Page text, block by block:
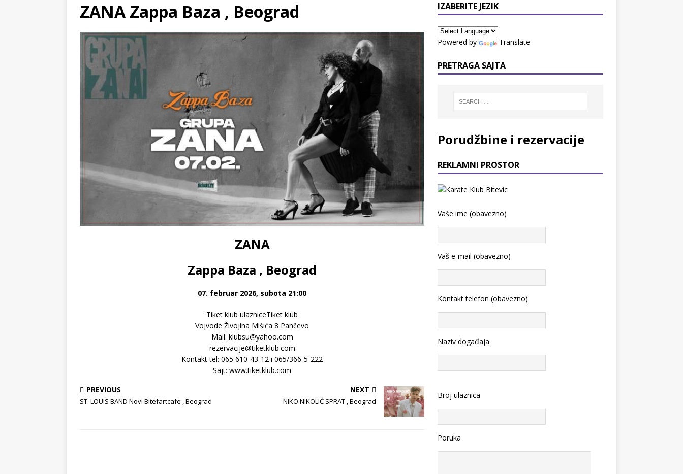
ZANA Zappa Baza , Beograd
ZANA
Zappa Baza , Beograd
07. februar 2026, subota 21:00
Tiket klub ulazniceTiket klub
Vojvode Živojina Mišića 8 Pančevo
Mail: klubsu@yahoo.com
rezervacije@tiketklub.com
Kontakt tel: 065 610-43-12 i 065/366-5-222
Sajt: www.tiketklub.com
PREVIOUS
ST. LOUIS BAND Novi Bitefartcafe , Beograd
NEXT
NIKO NIKOLIĆ SPRAT , Beograd
IZABERITE JEZIK
Powered by Translate
PRETRAGA SAJTA
Porudžbine i rezervacije
REKLAMNI PROSTOR
Vaše ime (obavezno)
Vaš e-mail (obavezno)
Kontakt telefon (obavezno)
Naziv događaja
Broj ulaznica
Poruka